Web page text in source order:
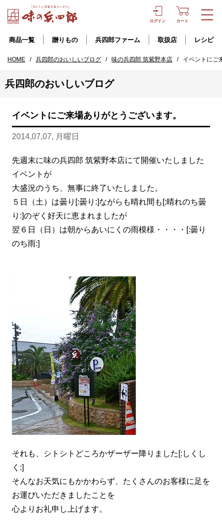
ログイン カート
商品一覧 贈りもの 兵四郎ファーム 取扱店 レシピ
HOME / 兵四郎のおいしいブログ / 味の兵四郎 筑紫野本店 / イベントにご
兵四郎のおいしいブログ
イベントにご来場ありがとうございます。
2014,07,07, 月曜日
先週末に味の兵四郎 筑紫野本店にて開催いたしました
イベントが
大盛況のうち、無事に終了いたしました。
５日（土）は曇り[:曇り:]ながらも晴れ間も[:晴れのち曇
り:]のぞく好天に恵まれましたが
翌６日（日）は朝からあいにくの雨模様・・・・[:曇り
のち雨:]
それも、シトシトどころかザーザー降りました[:しくし
く:]
そんなお天気にもかかわらず、たくさんのお客様に足を
お運びいただきましたことを
心よりお礼申し上げます。